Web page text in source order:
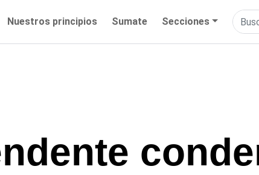
Nuestros principios Sumate Secciones